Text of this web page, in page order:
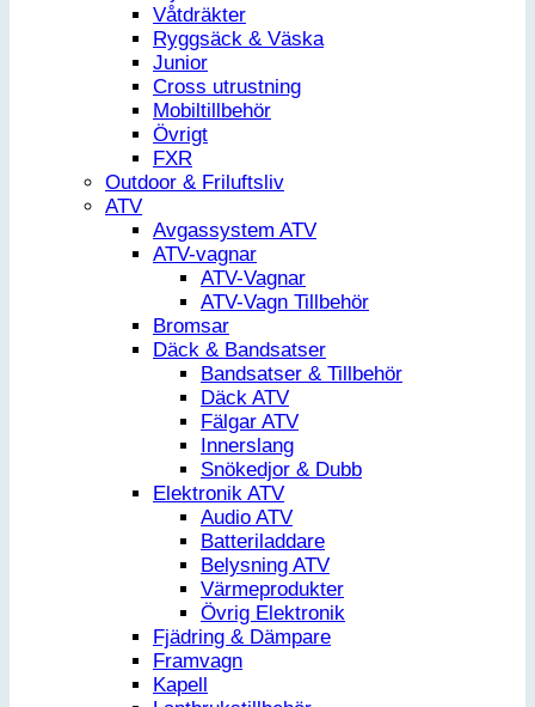
Våtdräkter
Ryggsäck & Väska
Junior
Cross utrustning
Mobiltillbehör
Övrigt
FXR
Outdoor & Friluftsliv
ATV
Avgassystem ATV
ATV-vagnar
ATV-Vagnar
ATV-Vagn Tillbehör
Bromsar
Däck & Bandsatser
Bandsatser & Tillbehör
Däck ATV
Fälgar ATV
Innerslang
Snökedjor & Dubb
Elektronik ATV
Audio ATV
Batteriladdare
Belysning ATV
Värmeprodukter
Övrig Elektronik
Fjädring & Dämpare
Framvagn
Kapell